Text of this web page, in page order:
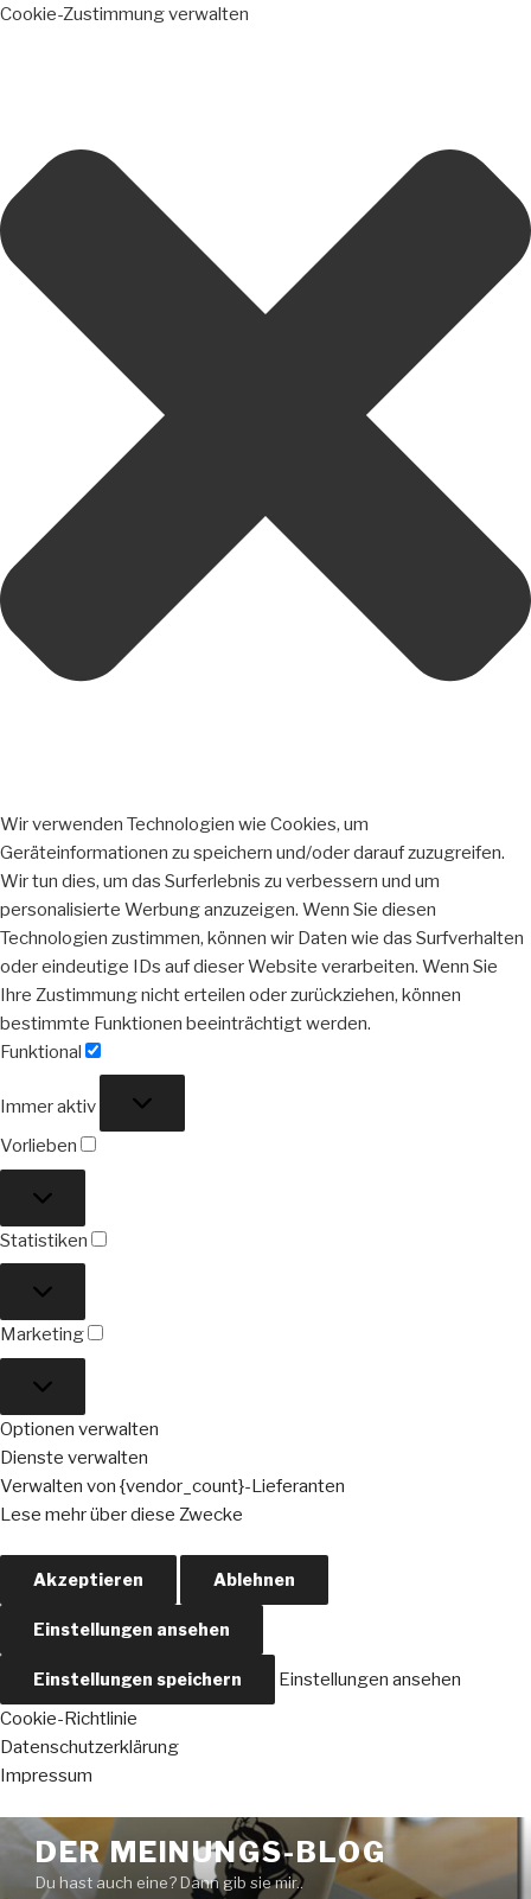
Cookie-Zustimmung verwalten
Wir verwenden Technologien wie Cookies, um
Geräteinformationen zu speichern und/oder darauf zuzugreifen.
Wir tun dies, um das Surferlebnis zu verbessern und um
personalisierte Werbung anzuzeigen. Wenn Sie diesen
Technologien zustimmen, können wir Daten wie das Surfverhalten
oder eindeutige IDs auf dieser Website verarbeiten. Wenn Sie
Ihre Zustimmung nicht erteilen oder zurückziehen, können
bestimmte Funktionen beeinträchtigt werden.
Funktional
Immer aktiv
Vorlieben
Statistiken
Marketing
Optionen verwalten
Dienste verwalten
Verwalten von {vendor_count}-Lieferanten
Lese mehr über diese Zwecke
Akzeptieren Ablehnen
Einstellungen ansehen
Einstellungen speichern
Einstellungen ansehen
Cookie-Richtlinie
Datenschutzerklärung
Impressum
Zum
Inhalt
springen
DER MEINUNGS-BLOG
Du hast auch eine? Dann gib sie mir..